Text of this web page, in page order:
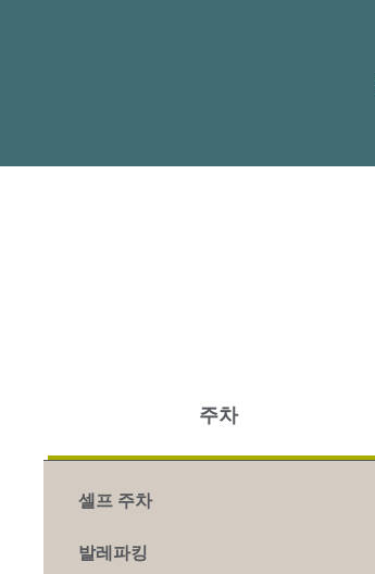
주차
셀프 주차
발레파킹